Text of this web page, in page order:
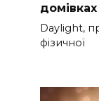
домівках
Daylight,
фізичної